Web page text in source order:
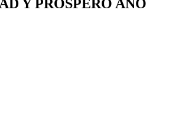
Y PRÓSPERO AÑO